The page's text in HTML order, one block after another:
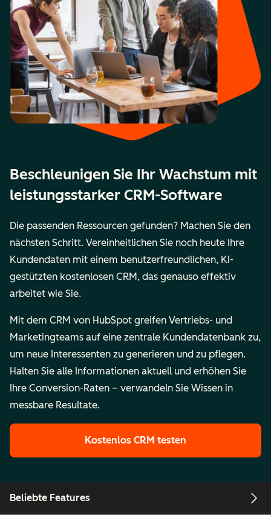
Beschleunigen Sie Ihr Wachstum mit
leistungsstarker CRM-Software
Die passenden Ressourcen gefunden? Machen Sie den
nächsten Schritt. Vereinheitlichen Sie noch heute Ihre
Kundendaten mit einem benutzerfreundlichen, KI-
gestützten kostenlosen CRM, das genauso effektiv
arbeitet wie Sie.
Mit dem CRM von HubSpot greifen Vertriebs- und
Marketingteams auf eine zentrale Kundendatenbank zu,
um neue Interessenten zu generieren und zu pflegen.
Halten Sie alle Informationen aktuell und erhöhen Sie
Ihre Conversion-Raten – verwandeln Sie Wissen in
messbare Resultate.
Kostenlos CRM testen
Beliebte Features